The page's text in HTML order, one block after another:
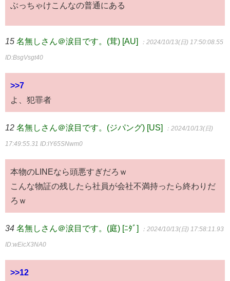
ぶっちゃけこんなの普通にある
15 名無しさん＠涙目です。(茸) [AU] ：2024/10/13(日) 17:50:08.55
ID:BsgVsgt40
>>7
よ、犯罪者
12 名無しさん＠涙目です。(ジパング) [US] ：2024/10/13(日)
17:49:55.31 ID:lY65SNwm0
本物のLINEなら頭悪すぎだろｗ
こんな物証の残したら社員が会社不満持ったら終わりだ
ろｗ
34 名無しさん＠涙目です。(庭) [ﾆﾀﾞ] ：2024/10/13(日) 17:58:11.93
ID:wEicX3NA0
>>12